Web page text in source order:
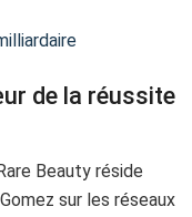
de la réussite
Beauty réside
sur les réseaux